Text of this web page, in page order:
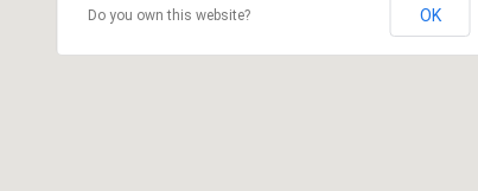
Do you own this website? OK